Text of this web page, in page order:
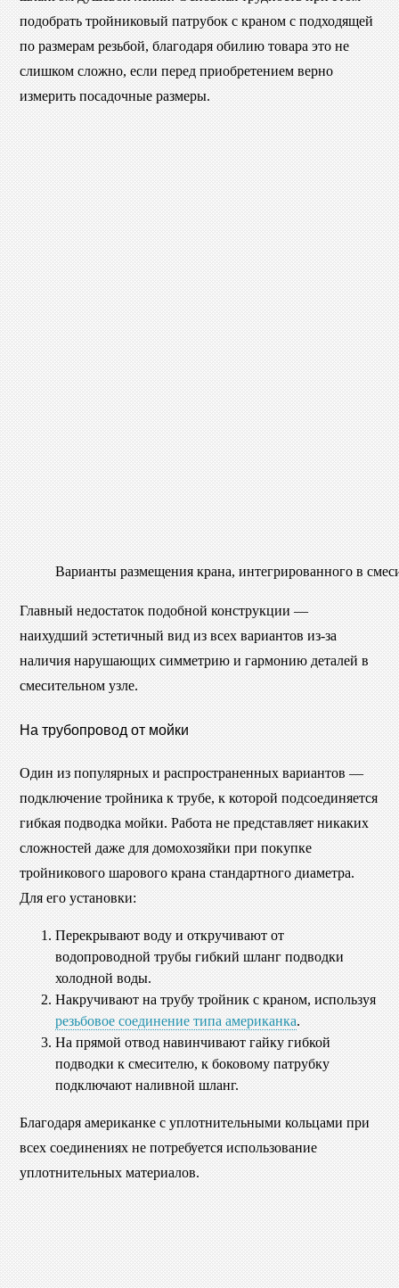
подобрать тройниковый патрубок с краном с подходящей
по размерам резьбой, благодаря обилию товара это не
слишком сложно, если перед приобретением верно
измерить посадочные размеры.
Варианты размещения крана, интегрированного в
Главный недостаток подобной конструкции —
наихудший эстетичный вид из всех вариантов из-за
наличия нарушающих симметрию и гармонию деталей в
смесительном узле.
На трубопровод от мойки
Один из популярных и распространенных вариантов —
подключение тройника к трубе, к которой подсоединяется
гибкая подводка мойки. Работа не представляет никаких
сложностей даже для домохозяйки при покупке
тройникового шарового крана стандартного диаметра.
Для его установки:
Перекрывают воду и откручивают от
водопроводной трубы гибкий шланг подводки
холодной воды.
Накручивают на трубу тройник с краном, используя
резьбовое соединение типа американка.
На прямой отвод навинчивают гайку гибкой
подводки к смесителю, к боковому патрубку
подключают наливной шланг.
Благодаря американке с уплотнительными кольцами при
всех соединениях не потребуется использование
уплотнительных материалов.